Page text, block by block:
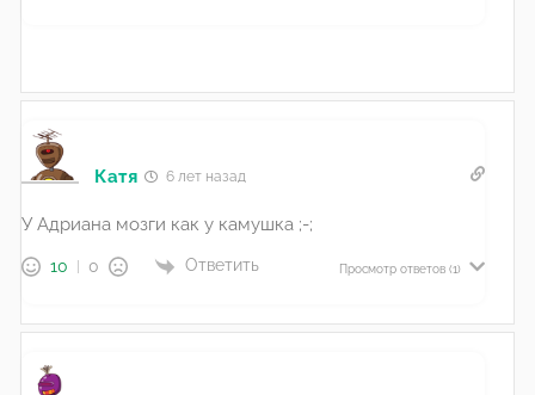
Катя 6 лет назад
У Адриана мозги как у камушка ;-;
10 0 Ответить Просмотр ответов (1)